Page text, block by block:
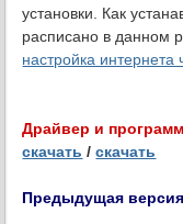
установки. Как
расписано в данном
настройка интернета
Драйвер и
скачать /скачать
Предыдущая